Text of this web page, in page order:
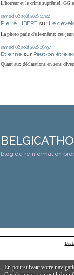
En poursuivant votre
L'horreur et le crime suprême!! GG
samedi 08 août 2026 11h22
Pierre LIBERT sur Le
La photo parle d'elle-même: ces
samedi 08 août 2026 08h37
Etienne sur Peut-on être
Quant aux déclarations en sens
BELGICATHO
blog de réinformation